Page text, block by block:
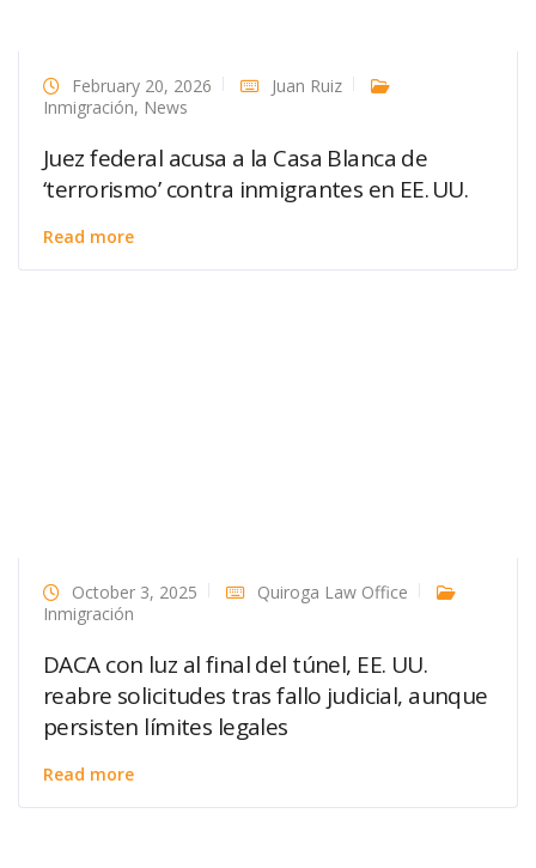
February 20, 2026
Juan Ruiz
Inmigración, News
Juez federal acusa a la Casa Blanca de
‘terrorismo’ contra inmigrantes en EE. UU.
Read more
October 3, 2025
Quiroga Law Office
Inmigración
DACA con luz al final del túnel, EE. UU.
reabre solicitudes tras fallo judicial, aunque
persisten límites legales
Read more